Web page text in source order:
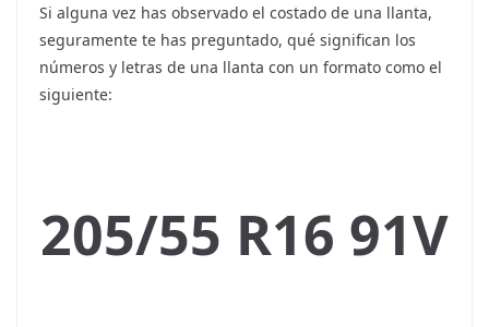
d
Si alguna vez has observado el costado de una llanta,
seguramente te has preguntado, qué significan los
números y letras de una llanta con un formato como el
siguiente:
205/55 R16 91V